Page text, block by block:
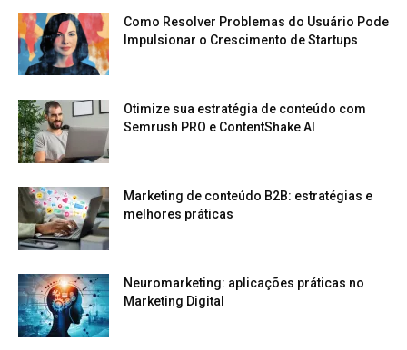
Como Resolver Problemas do Usuário Pode
Impulsionar o Crescimento de Startups
Otimize sua estratégia de conteúdo com
Semrush PRO e ContentShake AI
Marketing de conteúdo B2B: estratégias e
melhores práticas
Neuromarketing: aplicações práticas no
Marketing Digital